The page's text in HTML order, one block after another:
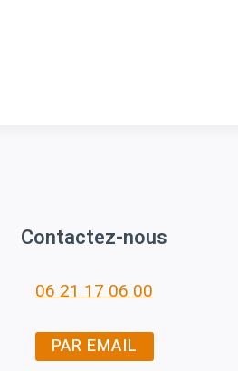
Contactez-nous
06 21 17 06 00
PAR EMAIL